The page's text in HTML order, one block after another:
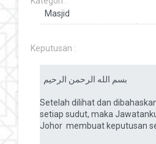
Keputusan :